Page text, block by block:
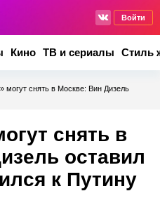
Войти
Кино ТВ и сериалы Стиль
могут снять в Москве: Вин Дизель
снять в
оставил
к Путину